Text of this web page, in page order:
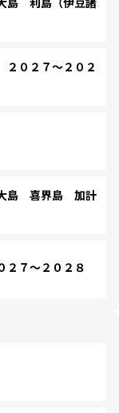
０２７～２０２
島 喜界島 加計
７～２０２８